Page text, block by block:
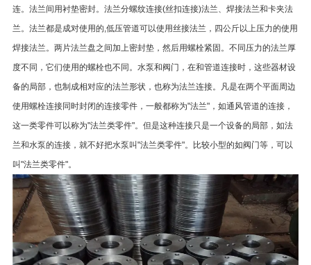
连。法兰间用衬垫密封。法兰分螺纹连接(丝扣连接)法兰、焊接法兰和卡夹法
兰。法兰都是成对使用的,低压管道可以使用丝接法兰，四公斤以上压力的使用
焊接法兰。两片法兰盘之间加上密封垫，然后用螺栓紧固。不同压力的法兰厚
度不同，它们使用的螺栓也不同。水泵和阀门，在和管道连接时，这些器材设
备的局部，也制成相对应的法兰形状，也称为法兰连接。凡是在两个平面周边
使用螺栓连接同时封闭的连接零件，一般都称为"法兰"，如通风管道的连接，
这一类零件可以称为"法兰类零件"。但是这种连接只是一个设备的局部，如法
兰和水泵的连接，就不好把水泵叫"法兰类零件"。比较小型的如阀门等，可以
叫"法兰类零件"。